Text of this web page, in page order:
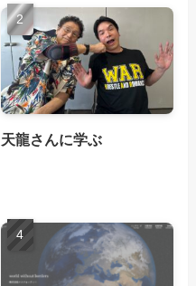
天龍さんに学ぶ